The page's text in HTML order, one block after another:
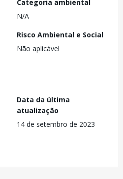
Categoria ambiental
N/A
Risco Ambiental e Social
Não aplicável
Data da última
atualização
14 de setembro de 2023